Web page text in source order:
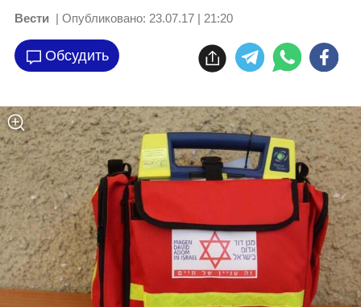
Вести | Опубликовано: 23.07.17 | 21:20
Обсудить